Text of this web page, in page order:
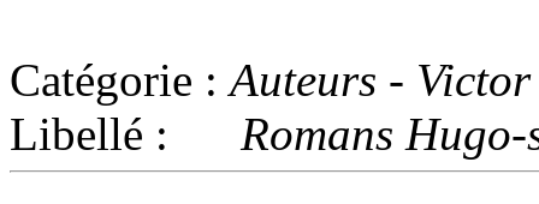
Catégorie :Auteurs -
Libellé : Romans